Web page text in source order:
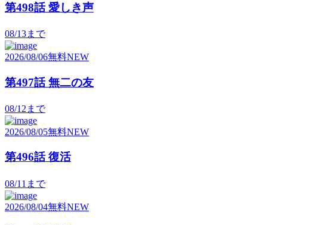
第498話 愛しき声
08/13まで
2026/08/06無料NEW
第497話 無二の友
08/12 まで
2026/08/05無料NEW
第496話 復活
08/11 まで
2026/08/04無料NEW